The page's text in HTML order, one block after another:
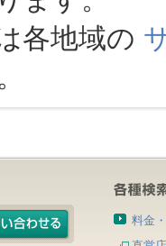
各地域の
料金